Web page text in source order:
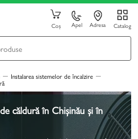
Coș Apel Adresa Catalog
Instalarea sistemelor de încalzire
căldură în Chișinău și în